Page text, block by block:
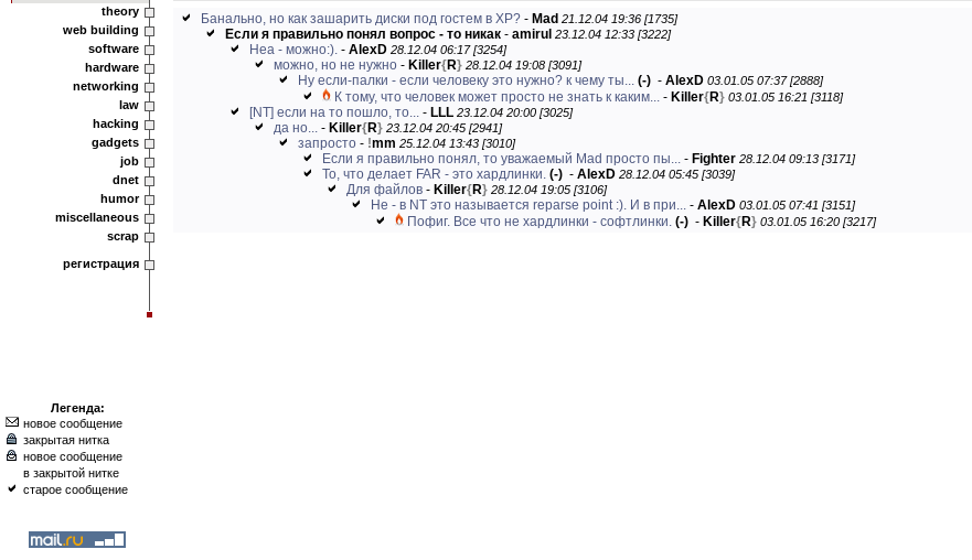
theory
web building
software
hardware
networking
law
hacking
gadgets
job
dnet
humor
miscellaneous
scrap
регистрация
Легенда:
новое сообщение
закрытая нитка
новое сообщение
в закрытой нитке
старое сообщение
Банально, но как зашарить диски под гостем в ХР? - Mad 21.12.04 19:36 [1735]
Если я правильно понял вопрос - то никак - amirul 23.12.04 12:33 [3222]
Неа - можно:). - AlexD 28.12.04 06:17 [3254]
можно, но не нужно - Killer{R} 28.12.04 19:08 [3091]
Ну если-палки - если человеку это нужно? к чему ты... (-) - AlexD 03.01.05 07:37 [2888]
К тому, что человек может просто не знать к каким... - Killer{R} 03.01.05 16:21 [3118]
[NT] если на то пошло, то... - LLL 23.12.04 20:00 [3025]
да но... - Killer{R} 23.12.04 20:45 [2941]
запросто - !mm 25.12.04 13:43 [3010]
Если я правильно понял, то уважаемый Mad просто пы... - Fighter 28.12.04 09:13 [3171]
То, что делает FAR - это хардлинки. (-) - AlexD 28.12.04 05:45 [3039]
Для файлов - Killer{R} 28.12.04 19:05 [3106]
Не - в NT это называется reparse point :). И в при... - AlexD 03.01.05 07:41 [3151]
Пофиг. Все что не хардлинки - софтлинки. (-) - Killer{R} 03.01.05 16:20 [3217]